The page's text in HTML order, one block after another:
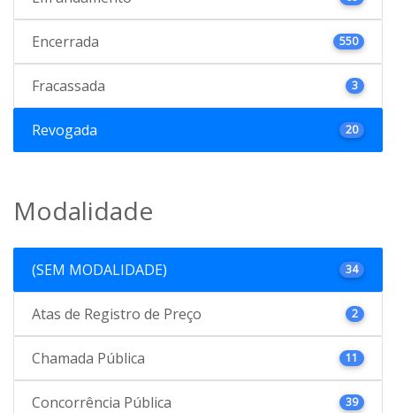
Encerrada 550
Fracassada 3
Revogada 20
Modalidade
(SEM MODALIDADE) 34
Atas de Registro de Preço 2
Chamada Pública 11
Concorrência Pública 39